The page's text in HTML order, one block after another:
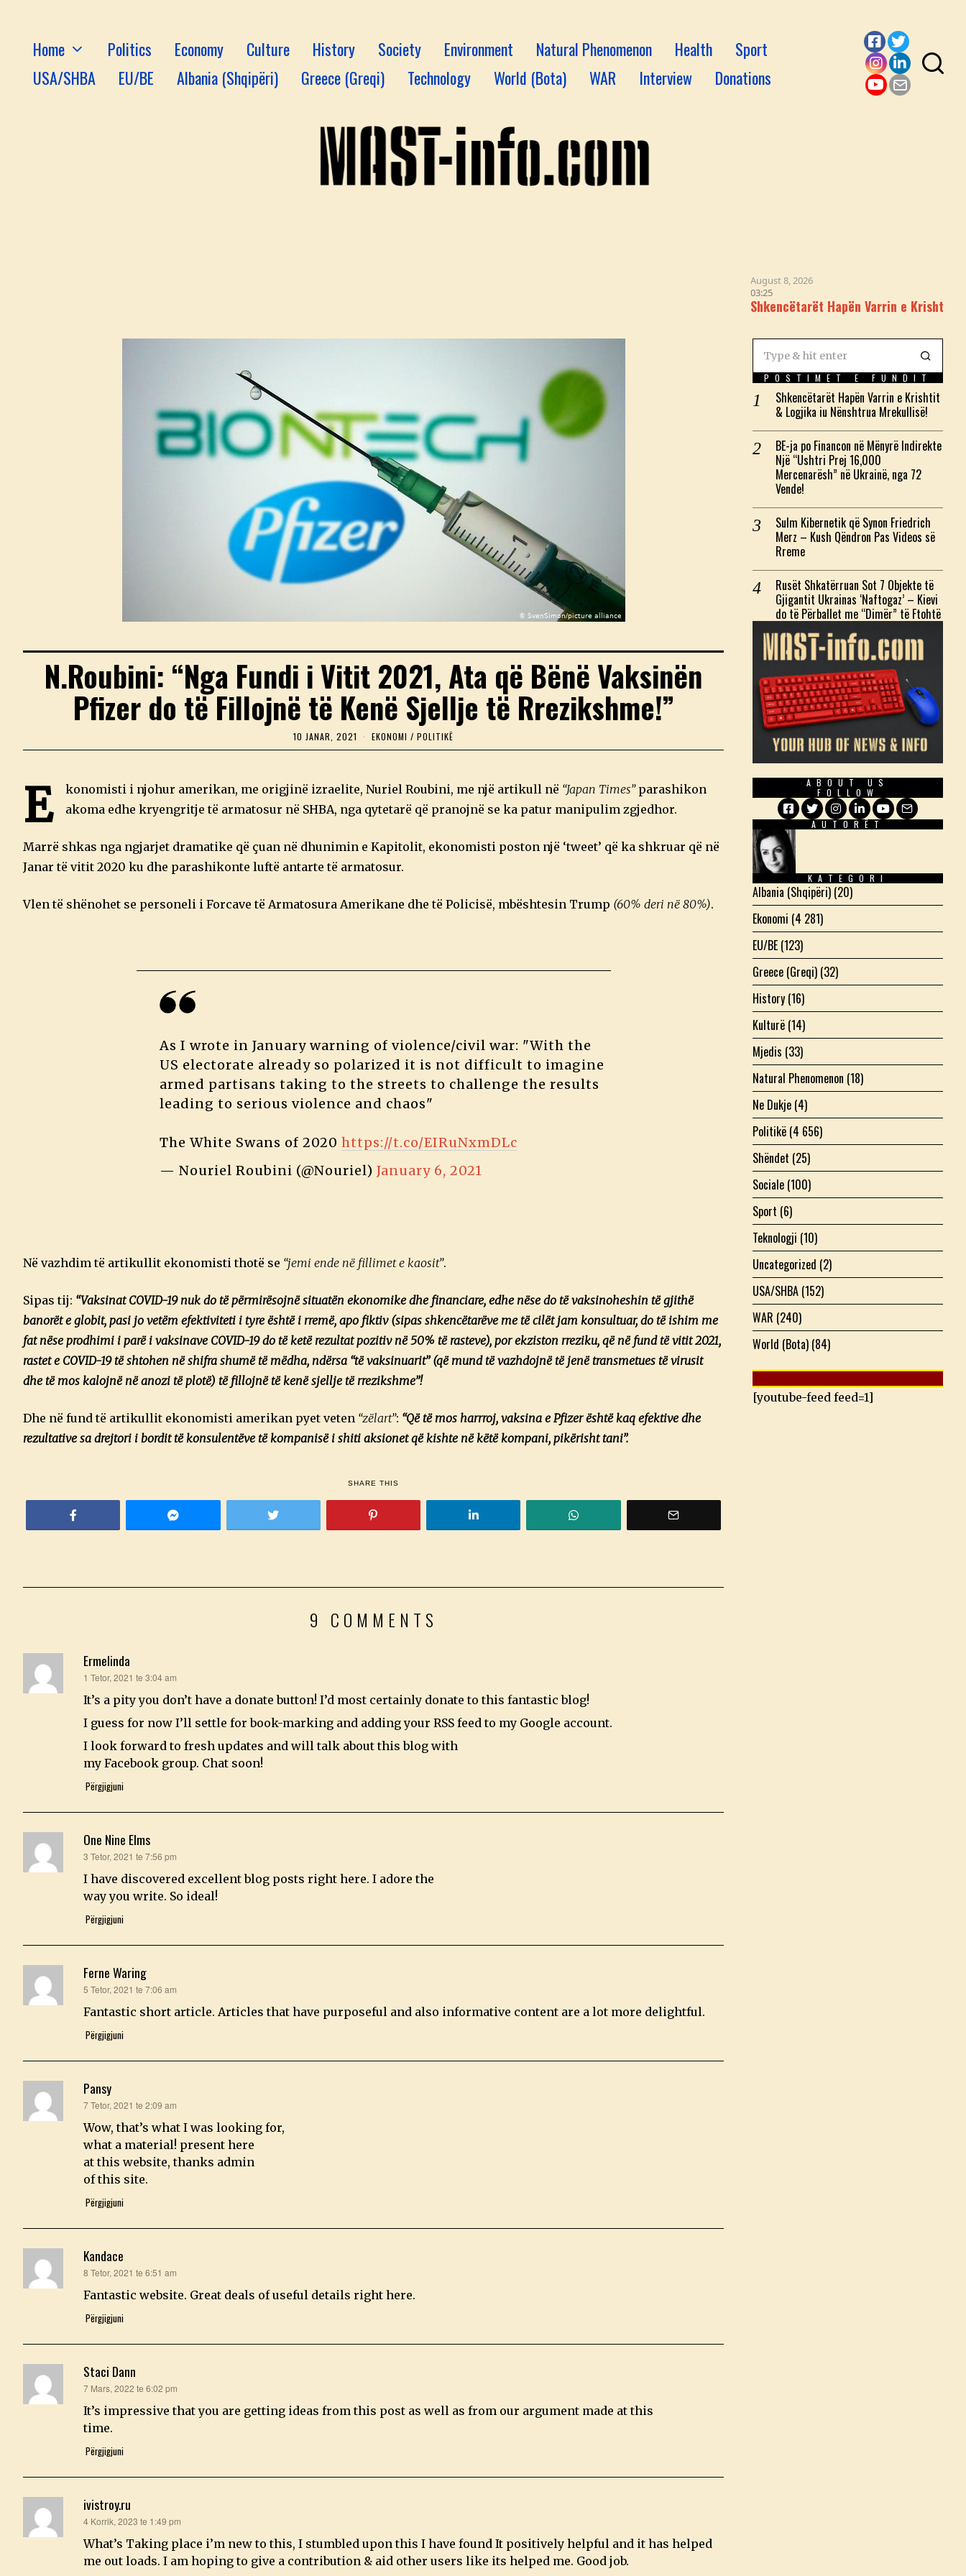
Home Politics Economy Culture History Society Environment Natural Phenomenon Health
Sport
USA/SHBA
EU/BE Albania (Shqipëri) Greece (Greqi) Technology World (Bota) WAR Interview Donations
Facebook
Twitter
Instagram
LinkedIn
August 8, 2026
Shkencëtarët Hapën Varrin e Krishtit &
N.Roubini: “Nga Fundi i Vitit 2021, Ata që Bënë Vaksinën
Pfizer do të Fillojnë të Kenë Sjellje të Rrezikshme!”
10 JANAR, 2021
0
A
R
,
2
1
EKONOMI / POLITIKË
E konomisti i njohur amerikan, me origjinë izraelite, Nuriel Roubini, me një artikull në “Japan Times”parashikon
akoma edhe kryengritje të armatosur në SHBA, nga qytetarë që pranojnë se ka patur manipulim zgjedhor.
Marrë shkas nga ngjarjet dramatike që çuan në dhunimin e Kapitolit, ekonomisti poston një ‘tweet’ që ka shkruar që në
Janar të vitit 2020 ku dhe parashikonte luftë antarte të armatosur.
Vlen të shënohet se personeli i Forcave të Armatosura Amerikane dhe të Policisë, mbështesin Trump (60% deri në 80%).
As I wrote in January warning of violence/civil war: "With the
US electorate already so polarized it is not difficult to imagine
armed partisans taking to the streets to challenge the results
leading to serious violence and chaos"
The White Swans of 2020 https://t.co/EIRuNxmDLc
— Nouriel Roubini (@Nouriel) January 6, 2021
Në vazhdim të artikullit ekonomisti thotë se “jemi ende në fillimet e kaosit”.
Sipas tij: “Vaksinat COVID-19 nuk do të përmirësojnë situatën ekonomike dhe financiare, edhe nëse do të vaksinoheshin të gjithë
banorët e globit, pasi jo vetëm efektiviteti i tyre është i rremë, apo fiktiv (sipas shkencëtarëve me të cilët jam konsultuar, do të ishim me
fat nëse prodhimi i parë i vaksinave COVID-19 do të ketë rezultat pozitiv në 50% të rasteve), por ekziston rreziku, që në fund të vitit 2021,
rastet e COVID-19 të shtohen në shifra shumë të mëdha, ndërsa “të vaksinuarit” (që mund të vazhdojnë të jenë transmetues të virusit
dhe të mos kalojnë në anozi të plotë) të fillojnë të kenë sjellje të rrezikshme”!
Dhe në fund të artikullit ekonomisti amerikan pyet veten “zëlart”: “Që të mos harrroj, vaksina ePfizer është kaq efektive dhe
rezultative sa drejtori i bordit të konsulentëve të kompanisë i shiti aksionet që kishte në këtë kompani, pikërisht tani”.
SHARE THIS
9 COMMENTS
Ermelinda
thotë:
1 Tetor, 2021 te 3:04 am
It’s a pity you don’t have a donate button! I’d most certainly donate to this fantastic blog!
I guess for now I’ll settle for book-marking and adding your RSS feed to my Google account.
I look forward to fresh updates and will talk about this blog with
my Facebook group. Chat soon!
Përgjigjuni
One Nine Elms
thotë:
3 Tetor, 2021 te 7:56 pm
I have discovered excellent blog posts right here. I adore the
way you write. So ideal!
Përgjigjuni
Ferne Waring
thotë:
5 Tetor, 2021 te 7:06 am
Fantastic short article. Articles that have purposeful and also informative content are a lot more delightful.
Përgjigjuni
Pansy
thotë:
7 Tetor, 2021 te 2:09 am
Wow, that’s what I was looking for,
what a material! present here
at this website, thanks admin
of this site.
Përgjigjuni
Kandace
thotë:
8 Tetor, 2021 te 6:51 am
Fantastic website. Great deals of useful details right here.
Përgjigjuni
Staci Dann
thotë:
7 Mars, 2022 te 6:02 pm
It’s impressive that you are getting ideas from this post as well as from our argument made at this
time.
Përgjigjuni
ivistroy.ru
thotë:
4 Korrik, 2023 te 1:49 pm
What’s Taking place i’m new to this, I stumbled upon this I have found It positively helpful and it has helped
me out loads. I am hoping to give a contribution & aid other users like its helped me. Good job.
POSTIMET E FUNDIT
Shkencëtarët Hapën Varrin e Krishtit
& Logjika iu Nënshtrua Mrekullisë!
BE-ja po Financon në Mënyrë Indirekte
Një “Ushtri Prej 16,000
Mercenarësh” në Ukrainë, nga 72
Vende!
Sulm Kibernetik që Synon Friedrich
Merz – Kush Qëndron Pas Videos së
Rreme
Rusët Shkatërruan Sot 7 Objekte të
Gjigantit Ukrainas ‘Naftogaz’ – Kievi
do të Përballet me “Dimër” të Ftohtë
ABOUT US
FOLLOW
Facebook
TwitterInstagram
LinkedIn
YouTube
Email
AUTORËT
KATEGORI
Albania (Shqipëri) (20)
Ekonomi (4 281)
EU/BE (123)
Greece (Greqi) (32)
History (16)
Kulturë (14)
Mjedis (33)
Natural Phenomenon (18)
Ne Dukje (4)
Politikë (4 656)
Shëndet (25)
Sociale (100)
Sport (6)
Teknologji (10)
Uncategorized (2)
USA/SHBA (152)
WAR (240)
World (Bota) (84)
[youtube-feed feed=1]